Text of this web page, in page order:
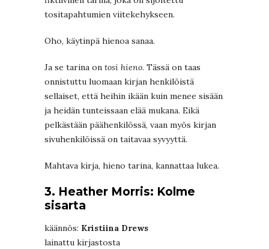
tositapahtumien viitekehykseen.
Oho, käytinpä hienoa sanaa.
Ja se tarina on tosi hieno. Tässä on taas
onnistuttu luomaan kirjan henkilöistä
sellaiset, että heihin ikään kuin menee sisään
ja heidän tunteissaan elää mukana. Eikä
pelkästään päähenkilössä, vaan myös kirjan
sivuhenkilöissä on taitavaa syvyyttä.
Mahtava kirja, hieno tarina, kannattaa lukea.
3. Heather Morris: Kolme
sisarta
käännös: Kristiina Drews
lainattu kirjastosta